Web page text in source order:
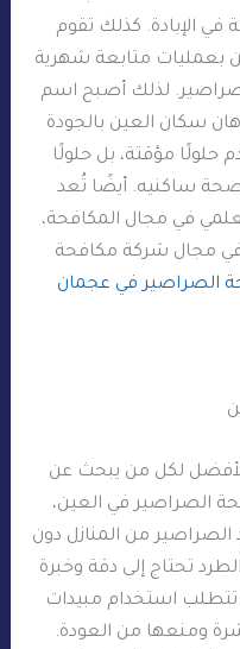
الإبادة. كذلك تقوم
بعمليات متابعة شهرية
لذلك أصبح اسم
سكان العين بالجودة
حلولًا مؤقتة، بل حلولًا
ساكنيه. أيضًا تُعد
في مجال المكافحة،
مجال شركة مكافحة
الصراصير في عجمان
لكل من يبحث عن
الصراصير في العين،
من المنازل دون
تحتاج إلى دقة وخبرة
تتطلب استخدام مبيدات
ومنعها من العودة.